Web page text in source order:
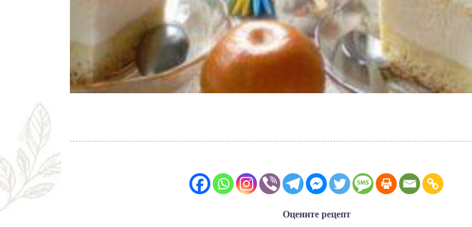
Оцените рецепт